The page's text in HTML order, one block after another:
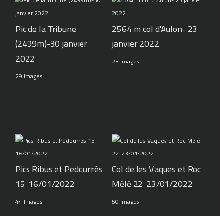
Pic de la Tribune
(2499m)-30 janvier
2022
29 Images
2564 m col d'Aulon- 23
janvier 2022
23 Images
Pics Ribus et Pedourrés
15-16/01/2022
44 Images
Col de les Vaques et Roc
Mélé 22-23/01/2022
50 Images